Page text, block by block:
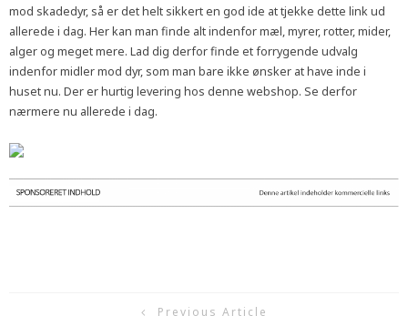
mod skadedyr, så er det helt sikkert en god ide at tjekke dette link ud
allerede i dag. Her kan man finde alt indenfor mæl, myrer, rotter, mider,
alger og meget mere. Lad dig derfor finde et forrygende udvalg
indenfor midler mod dyr, som man bare ikke ønsker at have inde i
huset nu. Der er hurtig levering hos denne webshop. Se derfor
nærmere nu allerede i dag.
Previous Article